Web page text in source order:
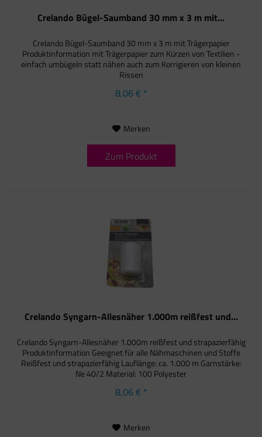
Crelando Bügel-Saumband 30 mm x 3 m mit...
Crelando Bügel-Saumband 30 mm x 3 m mit Trägerpapier
Produktinformation mit Trägerpapier zum Kürzen von Textilien -
einfach umbügeln statt nähen auch zum Korrigieren von kleinen
Rissen
8,06 € *
Merken
Zum Produkt
Crelando Syngarn-Allesnäher 1.000m reißfest und...
Crelando Syngarn-Allesnäher 1.000m reißfest und strapazierfähig
Produktinformation Geeignet für alle Nähmaschinen und Stoffe
Reißfest und strapazierfähig Lauflänge: ca. 1.000 m Garnstärke:
Ne 40/2 Material: 100 Polyester
8,06 € *
Merken